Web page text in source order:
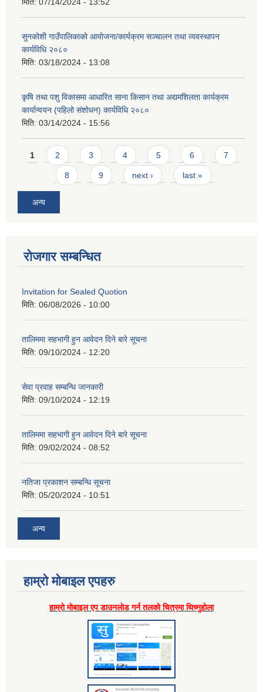
मिति: 07/14/2024 - 13:52
सुनकोशी गाउँपालिकाको आयोजना/कार्यक्रम सञ्चालन तथा व्यवस्थापन
कार्यविधि २०८०
मिति: 03/18/2024 - 13:08
कृषि तथा पशु विकासमा आधारित साना किसान तथा अद्यमशिलता कार्यक्रम
कार्यान्वयन (पहिलो संशोधन) कार्यविधि २०८०
मिति: 03/14/2024 - 15:56
Pages
1 2 3 4 5 6 7
8 9 next › last »
अन्य
रोजगार सम्बन्धित
Invitation for Sealed Quotion
मिति: 06/08/2026 - 10:00
तालिममा सहभागी हुन आवेदन दिने बारे सूचना
मिति: 09/10/2024 - 12:20
सेवा प्रवाह सम्बन्धि जानकारी
मिति: 09/10/2024 - 12:19
तालिममा सहभागी हुन आवेदन दिने बारे सूचना
मिति: 09/02/2024 - 08:52
नतिजा प्रकाशन सम्बन्धि सूचना
मिति: 05/20/2024 - 10:51
अन्य
हाम्राे माेबाइल एपहरु
हाम्राे माेबाइल एप डाउनलाेड गर्न तलकाे चित्रमा थिच्नुहाेला